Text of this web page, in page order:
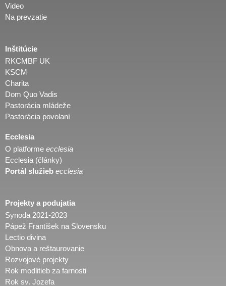
Video
Na prevzatie
Inštitúcie
RKCMBF UK
KSCM
Charita
Dom Quo Vadis
Pastorácia mládeže
Pastorácia povolaní
Ecclesia
O platforme ecclesia
Ecclesia (články)
Portál služieb ecclesia
Projekty a podujatia
Synoda 2021-2023
Pápež František na Slovensku
Lectio divina
Obnova a reštaurovanie
Rozvojové projekty
Rok modlitieb za farnosti
Rok sv. Jozefa